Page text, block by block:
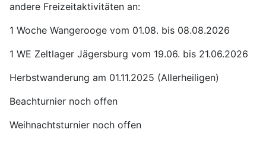
andere Freizeitaktivitäten an:
1 Woche Wangerooge vom 01.08. bis 08.08.2026
1 WE Zeltlager Jägersburg vom 19.06. bis 21.06.2026
Herbstwanderung am 01.11.2025 (Allerheiligen)
Beachturnier noch offen
Weihnachtsturnier noch offen